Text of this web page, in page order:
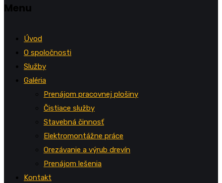
Menu
Úvod
O spoločnosti
Služby
Galéria
Prenájom pracovnej plošiny
Čistiace služby
Stavebná činnosť
Elektromontážne práce
Orezávanie a výrub drevín
Prenájom lešenia
Kontakt